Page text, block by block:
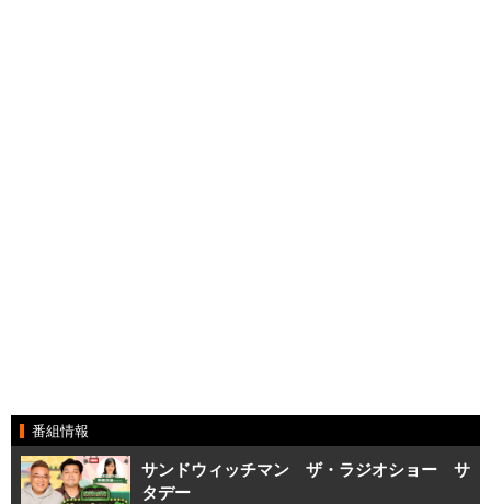
番組情報
サンドウィッチマン ザ・ラジオショー サ
タデー